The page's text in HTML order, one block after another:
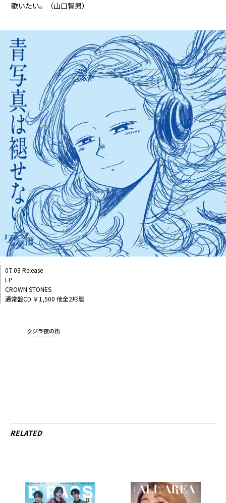
歌いたい。（山口智男）
07.03 Release
EP
CROWN STONES
通常盤CD ￥1,500 他全2形態
クジラ夜の街
RELATED